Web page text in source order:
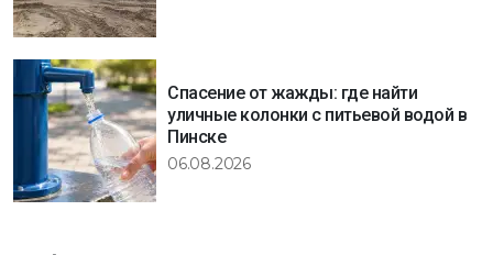
Спасение от жажды: где найти
уличные колонки с питьевой водой в
Пинске
06.08.2026